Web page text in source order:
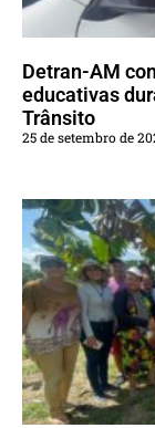
Detran-AM
educativas
Trânsito
25 de setembro de